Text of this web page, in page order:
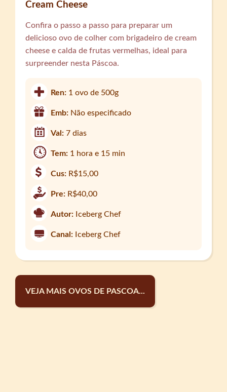
Cream Cheese
Confira o passo a passo para preparar um
delicioso ovo de colher com brigadeiro de cream
cheese e calda de frutas vermelhas, ideal para
surpreender nesta Páscoa.
Ren: 1 ovo de 500g
Emb: Não especificado
Val:7 dias
Tem: 1 hora e 15 min
Cus: R$15,00
Pre: R$40,00
Autor: Iceberg Chef
Canal: Iceberg Chef
VEJA MAIS OVOS DE PASCOA...